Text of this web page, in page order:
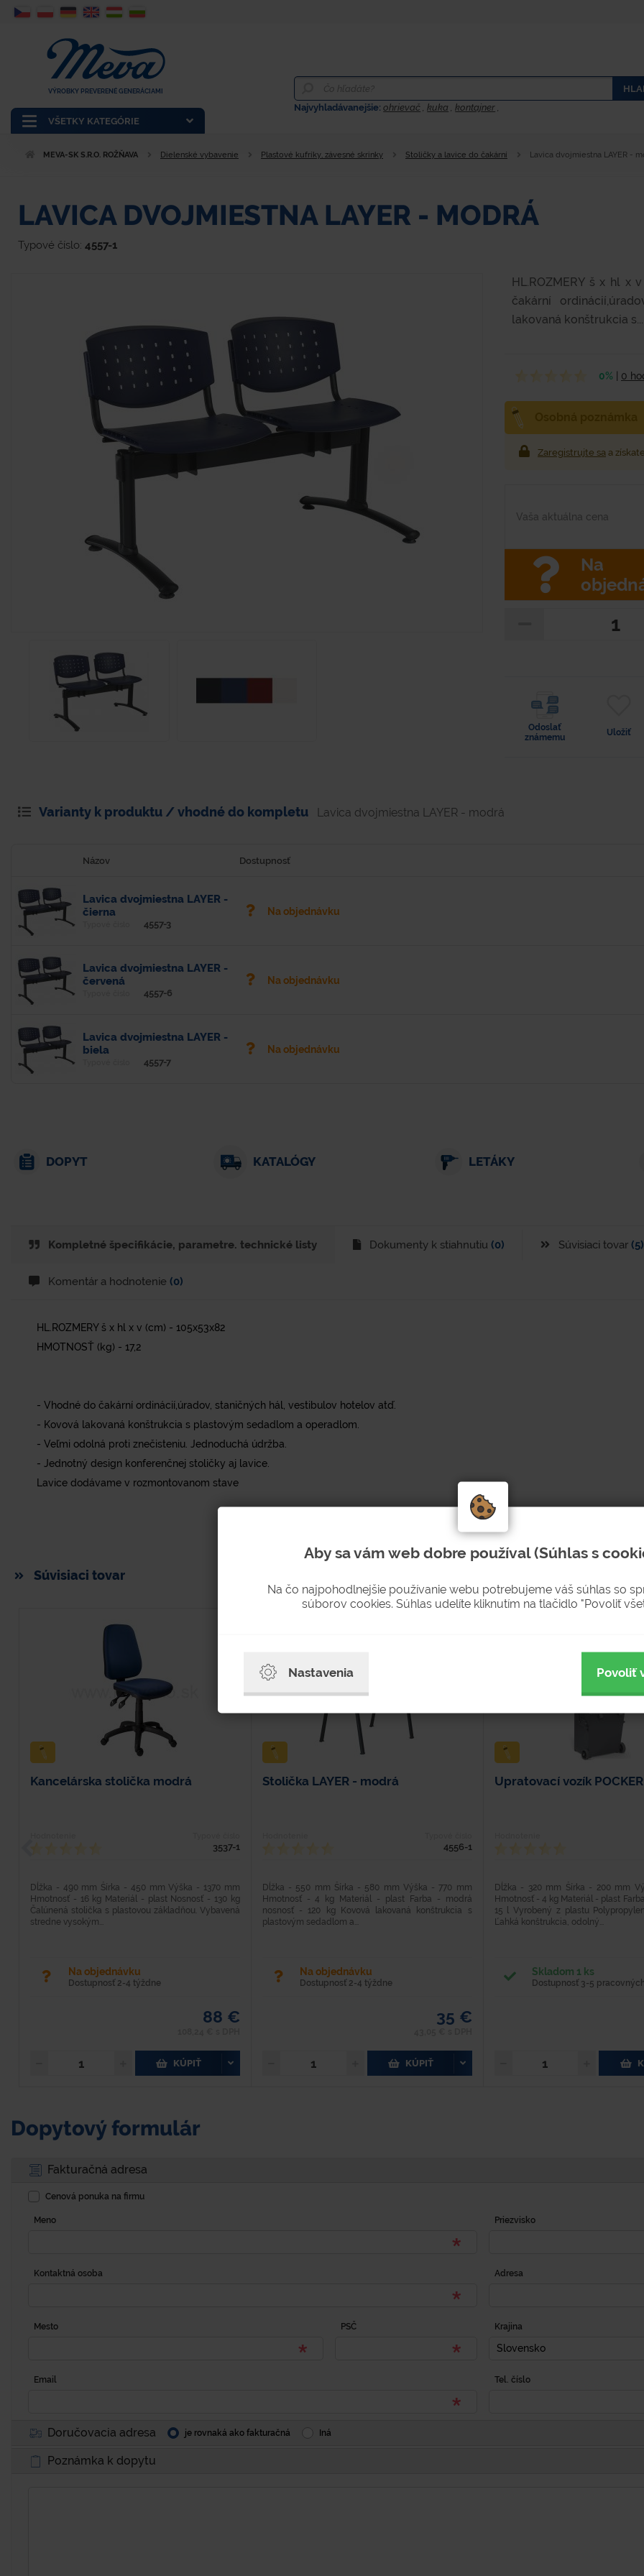
VŠETKY KATEGÓRIE
VÝROBKY PREVERENÉ GENERÁCIAMI
Najvyhladávanejšie:ohrievač ,kuka ,kontajner ,
MEVA-SK S.R.O. ROŽŇAVA Dielenské vybavenie Plastové kufríky, závesné skrinky Stoličky a lavice do čakární Lavica dvojmiestna LAYER -
LAVICA DVOJMIESTNA LAYER - MODRÁ
Typové číslo: 4557-1
HL.ROZMERY š x hl x
čakární
lakovaná konštrukcia s...
0% 0
Zaregistrujte sa a
Vaša aktuálna cena
Na
Odoslať
známemu
Uložiť
Varianty k produktu / vhodné do kompletu Lavica dvojmiestna LAYER - modrá
Názov Dostupnosť
Lavica dvojmiestna LAYER -
čierna
4557-3
Na objednávku
Lavica dvojmiestna LAYER -
červená
4557-6
Na objednávku
Lavica dvojmiestna LAYER -
biela
4557-7
Na objednávku
DOPYT KATALÓGY LETÁKY
Kompletné špecifikácie, parametre. technické listy Dokumenty k stiahnutiu (0) Súvisiaci tovar (5)
Komentár a hodnotenie (0)
HL.ROZMERY š x hl x v (cm) - 105x53x82
HMOTNOSŤ (kg) - 17,2
- Vhodné do čakární ordinácií,úradov, staničných hál, vestibulov hotelov atď.
- Kovová lakovaná konštrukcia s plastovým sedadlom a operadlom.
- Veľmi odolná proti znečisteniu. Jednoduchá údržba.
- Jednotný design konferenčnej stoličky aj lavice.
Lavice dodávame v rozmontovanom stave
Súvisiaci tovar
Kancelárska stolička modrá
3537-1
Dĺžka - 490 mm Šírka - 450 mm Výška - 1370 mm
Hmotnosť - 16 kg Materiál - plast Nosnosť - 130 kg
Čalúnená stolička s plastovou základňou. Vybavená
stredne vysokým...
Na objednávku
Dostupnosť 2-4 týždne
88 €
KÚPIŤ
Stolička LAYER - modrá
4556-1
Dĺžka - 550 mm Šírka - 580 mm Výška - 770 mm
Hmotnosť - 4 kg Materiál - plast Farba - modrá
nosnosť - 120 kg Kovová lakovaná konštrukcia s
plastovým sedadlom a...
Na objednávku
Dostupnosť 2-4 týždne
35 €
KÚPIŤ
Upratovací vozík POCKER
Dĺžka - 320 mm Šírka - 200 mm
Hmotnosť - 4 kg Materiál - plast
15 l Vyrobený z plastu
Ľahká konštrukcia, odolný...
Skladom 1 ks
Dostupnosť 3-5
Dopytový formulár
Fakturačná adresa
Cenová ponuka na firmu
Meno Priezvisko
Kontaktná osoba Adresa
Mesto PSČ Krajina
Slovensko
Email Tel. číslo
Doručovacia adresa je rovnaká ako fakturačná Iná
Poznámka k dopytu
Aby sa vám web dobre používal (Súhlas s
Na čo najpohodlnejšie používanie webu potrebujeme váš súhlas so
súborov cookies. Súhlas udelíte kliknutím na tlačidlo "Povoliť
Nastavenia Povoliť